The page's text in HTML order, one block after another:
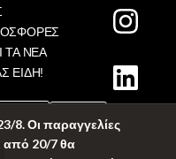
8. Οι παραγγελίες
από 20/7 θα
ΤΑ ΝΕΑ
ΕΙΔΗ!